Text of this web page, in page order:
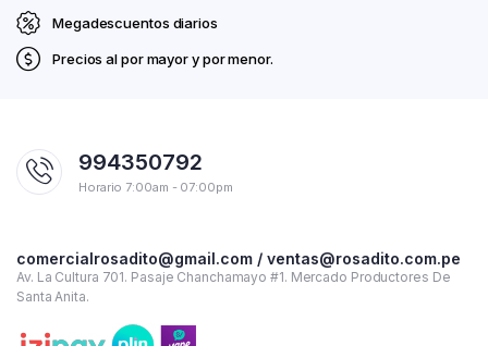
Megadescuentos diarios
Precios al por mayor y por menor.
994350792
Horario 7:00am - 07:00pm
comercialrosadito@gmail.com / ventas@rosadito.com.pe
Av. La Cultura 701. Pasaje Chanchamayo #1. Mercado Productores De
Santa Anita.